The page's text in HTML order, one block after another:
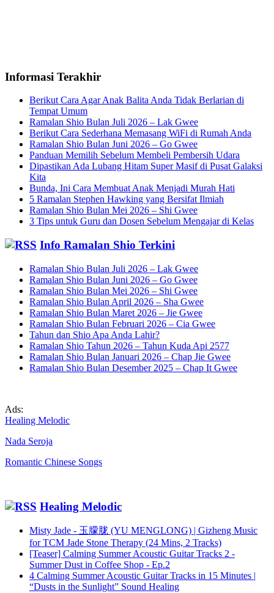
Informasi Terakhir
Berikut Cara Agar Anak Balita Anda Tidak Berlarian di
Tempat Umum
Ramalan Shio Bulan Juli 2026 – Lak Gwee
Berikut Cara Sederhana Memasang WiFi di Rumah Anda
Ramalan Shio Bulan Juni 2026 – Go Gwee
Panduan Memilih Sebelum Membeli Pembersih Udara
Dipastikan Ada Lubang Hitam Super Masif di Pusat Galaksi
Kita
Bunda, Ini Cara Membuat Anak Menjadi Murah Hati
5 Ramalan Stephen Hawking yang Bersifat Ilmiah
Ramalan Shio Bulan Mei 2026 – Shi Gwee
3 Tips untuk Guru dan Dosen Sebelum Mengajar di Kelas
Info Ramalan Shio Terkini
Ramalan Shio Bulan Juli 2026 – Lak Gwee
Ramalan Shio Bulan Juni 2026 – Go Gwee
Ramalan Shio Bulan Mei 2026 – Shi Gwee
Ramalan Shio Bulan April 2026 – Sha Gwee
Ramalan Shio Bulan Maret 2026 – Jie Gwee
Ramalan Shio Bulan Februari 2026 – Cia Gwee
Tahun dan Shio Apa Anda Lahir?
Ramalan Shio Tahun 2026 – Tahun Kuda Api 2577
Ramalan Shio Bulan Januari 2026 – Chap Jie Gwee
Ramalan Shio Bulan Desember 2025 – Chap It Gwee
Ads:
Healing Melodic
Nada Seroja
Romantic Chinese Songs
Healing Melodic
Misty Jade - 玉朦胧 (YU MENGLONG) | Gizheng Music
for TCM Jade Stone Therapy (24 Mins, 2 Tracks)
[Teaser] Calming Summer Acoustic Guitar Tracks 2 -
Summer Dust in Coffee Shop - Ep.2
4 Calming Summer Acoustic Guitar Tracks in 15 Minutes |
“Dusts in the Sunlight” Sound Healing